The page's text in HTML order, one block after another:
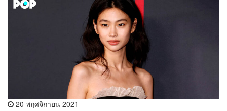
20 พฤศจิกายน 2021